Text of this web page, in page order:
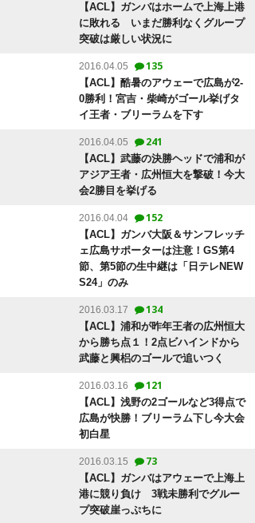
【ACL】ガンバはホームで上海上港
に敗れる いまだ勝利なくグループ
突破は厳しい状況に
2016.04.05 135
【ACL】酷暑のアウェーで広島が2-
0勝利！宮吉・柴崎がゴール挙げタ
イ王者・ブリーラムを下す
2016.04.05 241
【ACL】武藤の決勝ヘッドで浦和が
アジア王者・広州恒大を撃破！今大
会2勝目を挙げる
2016.04.04 152
【ACL】ガンバ大阪＆サンフレッチ
ェ広島サポーターは注意！GS第4
節、第5節の生中継は「日テレNEW
S24」のみ
2016.03.17 134
【ACL】浦和が昨年王者の広州恒大
から勝ち点１！2点ビハインドから
武藤と興梠のゴールで追いつく
2016.03.16 121
【ACL】浅野の2ゴールなど3得点で
広島が快勝！ブリーラム下し今大会
初白星
2016.03.15 73
【ACL】ガンバはアウェーで上海上
港に競り負け 3戦未勝利でグルー
プ突破崖っぷちに